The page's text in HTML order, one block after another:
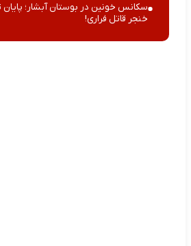
سکانس خونین در بوستان آبشار؛ پایان
خنجر قاتل فراری!